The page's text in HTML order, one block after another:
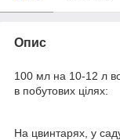
Опис
100 мл на 10-12 л
в побутових цілях:
На цвинтарях, у